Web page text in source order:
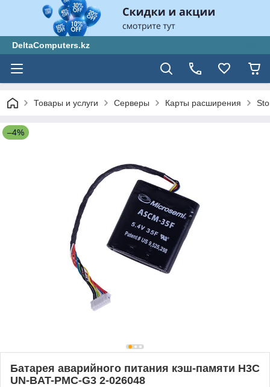
DeltaComputers.kz
Товары и услуги Серверы Карты расширения
–4%
Батарея аварийного питания кэш-памяти H3C
UN-BAT-PMC-G3 2-026048